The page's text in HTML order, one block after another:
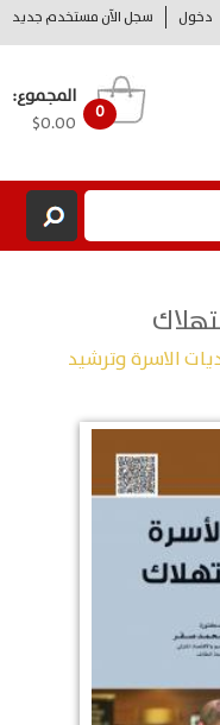
دخول سجل الآن مستخدم جديد
0
المجموع:
$0.00
الاسرة وترشيد